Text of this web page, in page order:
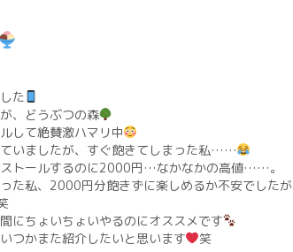
た
、どうぶつの森
して絶賛激ハマリ中
いましたが、すぐ飽きてしまった私……
トールするのに2000円…なかなかの高値……。
た私、2000円分飽きずに楽しめるか不安でしたが
にちょいちょいやるのにオススメです
つかまた紹介したいと思います
笑